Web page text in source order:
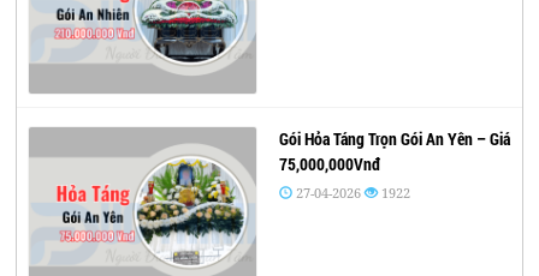
Gói Hỏa Táng Trọn Gói An Yên – Giá
75,000,000Vnđ
27-04-2026 1922